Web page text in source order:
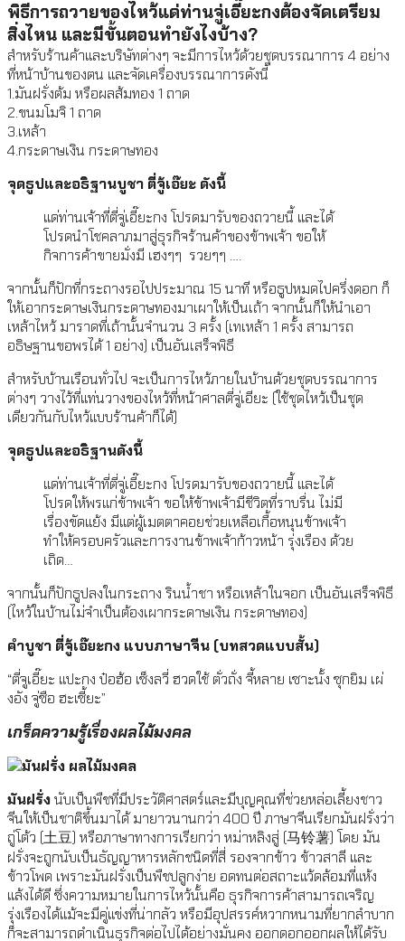
พิธีการถวายของไหว้แด่ท่านจู่เอี๊ยะกงต้องจัดเตรียม
สิ่งไหน และมีขั้นตอนทำยังไงบ้าง?
สำหรับร้านค้าและบริษัทต่างๆ จะมีการไหว้ด้วยชุดบรรณาการ 4 อย่าง
ที่หน้าบ้านของตน และจัดเครื่องบรรณาการดังนี้
1.มันฝรั่งต้ม หรือผลส้มทอง 1 ถาด
2.ขนมโมจิ 1 ถาด
3.เหล้า
4.กระดาษเงิน กระดาษทอง
จุดธูปและอธิฐานบูชา ตี่จู้เอ๊ยะ ดังนี้
แด่ท่านเจ้าที่ตี่จู่เอี๊ยะกง โปรดมารับของถวายนี้ และได้
โปรดนำโชคลาภมาสู่ธุรกิจร้านค้าของข้าพเจ้า ขอให้
กิจการค้าขายมั่งมี เฮงๆๆ รวยๆๆ ….
จากนั้นก็ปักที่กระถางรอไปประมาณ 15 นาที หรือธูปหมดไปครึ่งดอก ก็
ให้เอากระดาษเงินกระดาษทองมาเผาให้เป็นเถ้า จากนั้นก็ให้นำเอา
เหล้าไหว้ มาราดที่เถ้านั้นจำนวน 3 ครั้ง (เทเหล้า 1 ครั้ง สามารถ
อธิษฐานขอพรได้ 1 อย่าง) เป็นอันเสร็จพิธี
สำหรับบ้านเรือนทั่วไป จะเป็นการไหว้ภายในบ้านด้วยชุดบรรณาการ
ต่างๆ วางไว้ที่แท่นวางของไหว้ที่หน้าศาลตี่จู่เอียะ (ใช้ชุดไหว้เป็นชุด
เดียวกันกับไหว้แบบร้านค้าก็ได้)
จุดธูปและอธิฐานดังนี้
แด่ท่านเจ้าที่ตี่จู่เอี๊ยะกง โปรดมารับของถวายนี้ และได้
โปรดให้พรแก่ข้าพเจ้า ขอให้ข้าพเจ้ามีชีวิตที่ราบรื่น ไม่มี
เรื่องขัดแย้ง มีแต่ผู้เมตตาคอยช่วยเหลือเกื้อหนุนข้าพเจ้า
ทำให้ครอบครัวและการงานข้าพเจ้าก้าวหน้า รุ่งเรือง ด้วย
เถิด…
จากนั้นก็ปักธูปลงในกระถาง รินน้ำชา หรือเหล้าในจอก เป็นอันเสร็จพิธี
(ไหว้ในบ้านไม่จำเป็นต้องเผากระดาษเงิน กระดาษทอง)
คำบูชา ตี่จู้เอ๊ยะกง แบบภาษาจีน (บทสวดแบบสั้น)
“ตี่จูเอี๊ยะ แปะกง ป๋อฮ้อ เซ็งลวี่ ฮวดใช้ ตั่วถั่ง จี้หลาย เซาะนั้ง ซุกยิม เผ่
งอัง จู่ซือ ฮะเซี้ยะ”
เกร็ดความรู้เรื่องผลไม้มงคล
มันฝรั่งนับเป็นพืชที่มีประวัติศาสตร์และมีบุญคุณที่ช่วยหล่อเลี้ยงชาว
จีนให้เป็นชาติขึ้นมาได้ มายาวนานกว่า 400 ปี ภาษาจีนเรียกมันฝรั่งว่า
ถู่โต้ว (土豆) หรือภาษาทางการเรียกว่า หม่าหลิงสู่ (马铃薯) โดย มัน
ฝรั่งจะถูกนับเป็นธัญญาหารหลักชนิดที่สี่ รองจากข้าว ข้าวสาลี และ
ข้าวโพด เพราะมันฝรั่งเป็นพืชปลูกง่าย อดทนต่อสถาะแว้ดล้อมที่แห้ง
แล้งได้ดี ซึ่งความหมายในการไหว้นั้นคือ ธุรกิจการค้าสามารถเจริญ
รุ่งเรืองได้แม้จะมีคู่แข่งที่น่ากลัว หรือมีอุปสรรค์หวากหนามที่ยากลำบาก
ก็จะสามารถดำเนินธุรกิจต่อไปได้อย่างมั่นคง ออกดอกออกผลให้ได้รับ